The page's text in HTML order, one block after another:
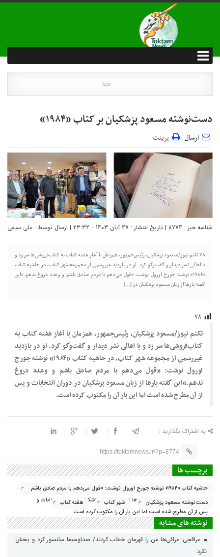
دست‌نوشته مسعود پزشکیان بر کتاب «۱۹۸۴»
ارسال پرینت
شناسه خبر : 8774 | تاریخ انتشار : 27 آبان 1403 - 23:32 | ارسال توسط : علی سیفی
۷۸ تکتم نیوز/مسعود پزشکیان، رئیس‌جمهور، همزمان با آغاز هفته کتاب به کتاب‌فروشی‌ها سر زد و
با اهالی نشر دیدار و گفت‌وگو کرد. او در بازدید غیررسمی از مجموعه شهر کتاب، در حاشیه کتاب
«۱۹۸۴» نوشته جورج اورول نوشت: «قول می‌دهم با مردم صادق باشم و وعده دروغ ندهم.»این
گفته بارها از زبان مسعود پزشکیان در […]
۷۸
تکتم نیوز/مسعود پزشکیان، رئیس‌جمهور، همزمان با آغاز هفته کتاب به
کتاب‌فروشی‌ها سر زد و با اهالی نشر دیدار و گفت‌وگو کرد. او در بازدید
غیررسمی از مجموعه شهر کتاب، در حاشیه کتاب «۱۹۸۴» نوشته جورج
اورول نوشت: «قول می‌دهم با مردم صادق باشم و وعده دروغ
ندهم.»این گفته بارها از زبان مسعود پزشکیان در دوران انتخابات و پس
از آن مطرح شده است اما این بار آن را مکتوب کرده است.
به اشتراک بگذارید :
https://toktamnews.ir/?p=8774
برچسب ها
حاشیه کتاب «۱۹۸۴» نوشته جورج اورول نوشت: «قول می‌دهم با مردم صادق باشم
و وعده دروغ ندهم.»این گفته بارها از زبان مسعود پزشکیان در دوران انتخابات و
پس از آن مطرح شده است اما این بار آن را مکتوب کرده است
دست‌نوشته مسعود پزشکیان شهر کتاب هفته کتاب
نوشته های مشابه
عراقچی: عراقی‌ها من را قهرمان خطاب کردند/ صداوسیما سانسور کرد و پخش
نکرد